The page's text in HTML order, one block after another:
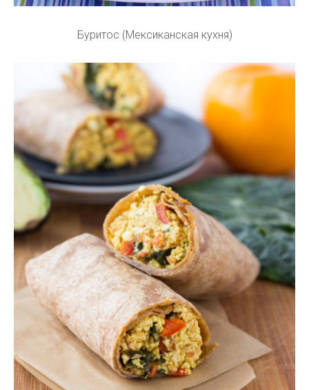
Буритос (Мексиканская кухня)